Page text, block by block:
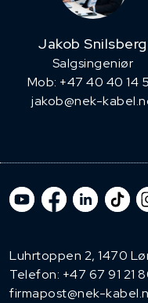
Jakob Snilsberg
​Salgsingeniør
Mob: +47 40 40 14
jakob@nek-
Luhrtoppen 2, 1470
Telefon: +47 67 91 21
firmapost@nek-